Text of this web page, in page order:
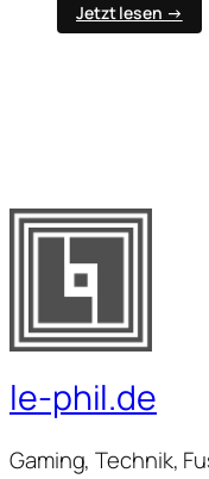
Jetzt lesen →
WoW
le-phil.de
Gaming, Technik,